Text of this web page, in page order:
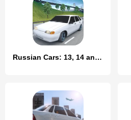
Russian Cars: 13, 14 and 15